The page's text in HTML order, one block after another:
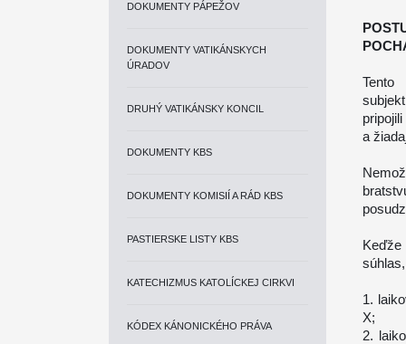
DOKUMENTY PÁPEŽOV
DOKUMENTY VATIKÁNSKYCH
ÚRADOV
DRUHÝ VATIKÁNSKY KONCIL
DOKUMENTY KBS
DOKUMENTY KOMISIÍ A RÁD KBS
PASTIERSKE LISTY KBS
KATECHIZMUS KATOLÍCKEJ CIRKVI
KÓDEX KÁNONICKÉHO PRÁVA
a
1.
X;
2.